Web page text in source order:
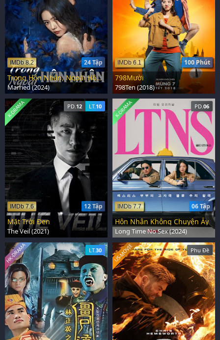
24 Tập
IMDb 8.2
Trong Hôn Nhân, Ngoài Hôn Nhân
Married (2024)
100 Phút
IMDb 6.1
798Mười
798Ten (2018)
PD.12 LT.10
12 Tập
IMDb 7.6
K-DRAMA
Mặt Trời Đen
The Veil (2021)
PD.06
06 Tập
IMDb 7.7
K-DRAMA
Hôn Nhân Không Chuyện Ấy
Long Time No Sex (2024)
LT.30
HK-DRAMA Phụ Đề
US-MOVIE